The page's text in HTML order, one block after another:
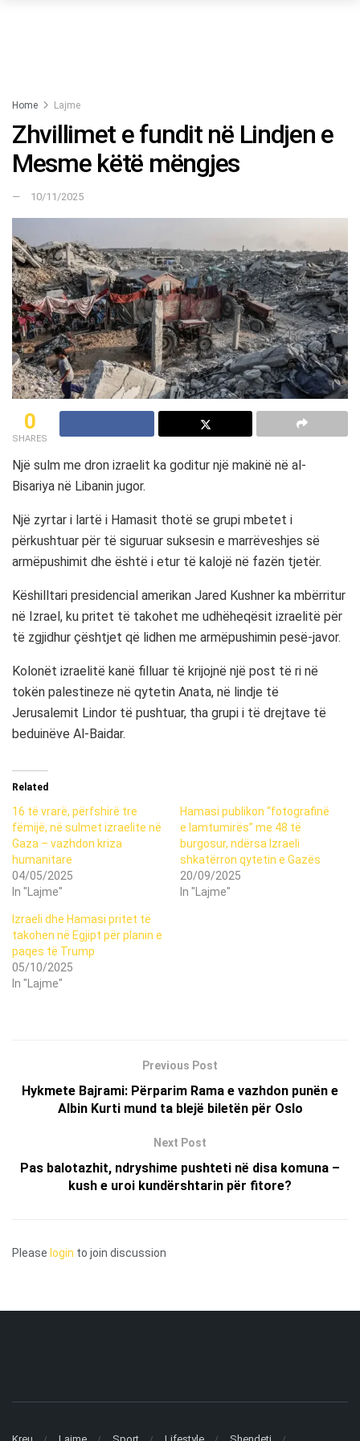
Home Lajme
Zhvillimet e fundit në Lindjen e
Mesme këtë mëngjes
10/11/2025
0
SHARES
Një sulm me dron izraelit ka goditur një makinë në al-
Bisariya në Libanin jugor.
Një zyrtar i lartë i Hamasit thotë se grupi mbetet i
përkushtuar për të siguruar suksesin e marrëveshjes së
armëpushimit dhe është i etur të kalojë në fazën tjetër.
Këshilltari presidencial amerikan Jared Kushner ka mbërritur
në Izrael, ku pritet të takohet me udhëheqësit izraelitë për
të zgjidhur çështjet që lidhen me armëpushimin pesë-javor.
Kolonët izraelitë kanë filluar të krijojnë një post të ri në
tokën palestineze në qytetin Anata, në lindje të
Jerusalemit Lindor të pushtuar, tha grupi i të drejtave të
beduinëve Al-Baidar.
Related
16 të vrarë, përfshirë tre
fëmijë, në sulmet izraelite në
Gaza – vazhdon kriza
humanitare
04/05/2025
In "Lajme"
Hamasi publikon “fotografinë
e lamtumirës” me 48 të
burgosur, ndërsa Izraeli
shkatërron qytetin e Gazës
20/09/2025
In "Lajme"
Izraeli dhe Hamasi pritet të
takohen në Egjipt për planin e
paqes të Trump
05/10/2025
In "Lajme"
Previous Post
Hykmete Bajrami: Përparim Rama e vazhdon punën e
Albin Kurti mund ta blejë biletën për Oslo
Next Post
Pas balotazhit, ndryshime pushteti në disa komuna –
kush e uroi kundërshtarin për fitore?
Please login to join discussion
Kreu Lajme Sport Lifestyle Shendeti